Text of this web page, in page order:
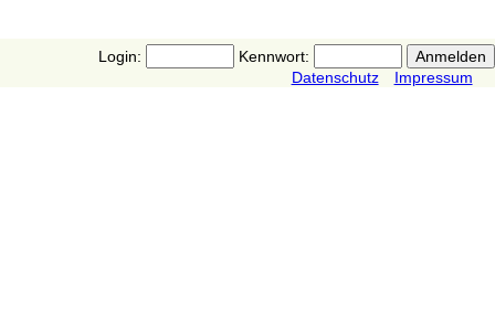
Login:
Kennwort:
Datenschutz
Impressum